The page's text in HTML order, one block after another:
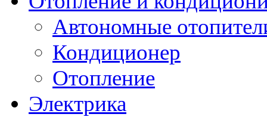
Автономные
Кондиционер
Отопление
Электрика